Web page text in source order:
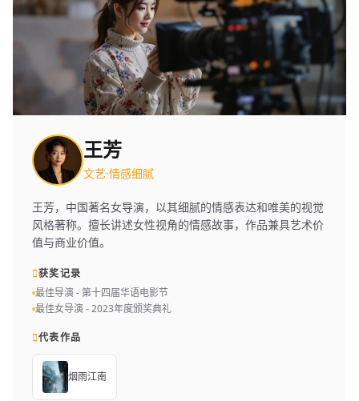
王芳
文艺·情感细腻
王芳，中国著名女导演，以其细腻的情感表达和唯美的视觉
风格著称。擅长讲述女性视角的情感故事，作品兼具艺术价
值与商业价值。
获奖记录
最佳导演 - 第十四届华语电影节
最佳女导演 - 2023年度颁奖典礼
代表作品
烟雨江南